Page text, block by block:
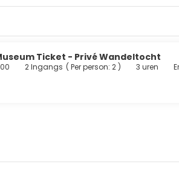
Ticket - Privé Wandeltocht
2 Ingangs ( Per person: 2 ) 3 uren